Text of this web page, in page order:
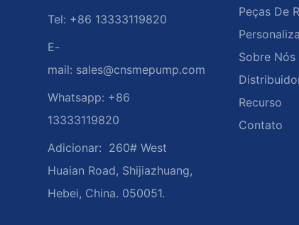
Tel: +86 13333119820
E-
mail: sales@cnsmepump.com
Whatsapp: +86
13333119820
Adicionar: 260# West
Huaian Road, Shijiazhuang,
Hebei, China. 050051.
Peças De
Sobre Nós
Recurso
Contato